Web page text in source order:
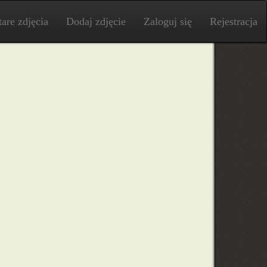
zdjęcia Dodaj zdjęcie Zaloguj się Rejestracja